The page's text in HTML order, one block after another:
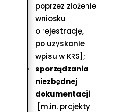
poprzez złożenie
wniosku
o rejestrację,
po uzyskanie
wpisu w KRS];
sporządzania
niezbędnej
dokumentacji
[m.in. projekty